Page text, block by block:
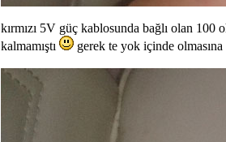
kırmızı 5V güç kablosunda bağlı olan
kalmamıştı
gerek te yok içinde olmasına